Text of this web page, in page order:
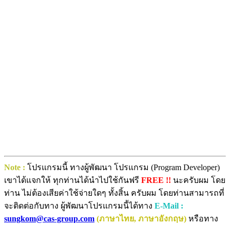
Note : โปรแกรมนี้ ทางผู้พัฒนา โปรแกรม (Program Developer)
เขาได้แจกให้ ทุกท่านได้นำไปใช้กันฟรี FREE !! นะครับผม โดย
ท่าน ไม่ต้องเสียค่าใช้จ่ายใดๆ ทั้งสิ้น ครับผม โดยท่านสามารถที่
จะติดต่อกับทาง ผู้พัฒนาโปรแกรมนี้ได้ทาง E-Mail :
sungkom@cas-group.com (ภาษาไทย, ภาษาอังกฤษ) หรือทาง